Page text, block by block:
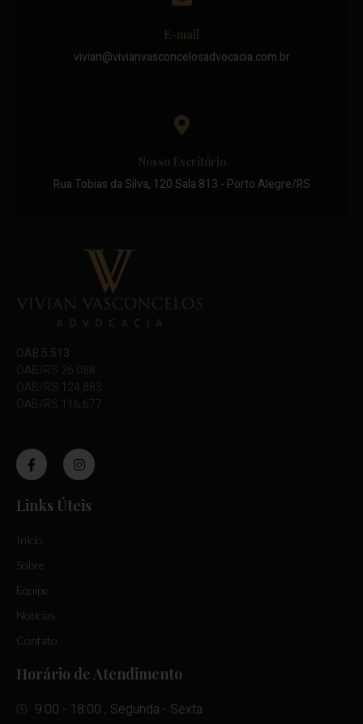
E-mail
vivian@vivianvasconcelosadvocacia.com.br
Nosso Escritório
Rua Tobias da Silva, 120 Sala 813 - Porto Alegre/RS
OAB 5.513
OAB/RS 26.088
OAB/RS 124.883
OAB/RS 116.677
Links Úteis
Início
Sobre
Equipe
Notícias
Contato
Horário de Atendimento
9:00 - 18:00 , Segunda - Sexta